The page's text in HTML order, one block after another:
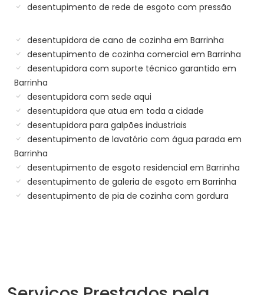
desentupimento de rede de esgoto com pressão
desentupidora de cano de cozinha em Barrinha
desentupimento de cozinha comercial em Barrinha
desentupidora com suporte técnico garantido em
Barrinha
desentupidora com sede aqui
desentupidora que atua em toda a cidade
desentupidora para galpões industriais
desentupimento de lavatório com água parada em
Barrinha
desentupimento de esgoto residencial em Barrinha
desentupimento de galeria de esgoto em Barrinha
desentupimento de pia de cozinha com gordura